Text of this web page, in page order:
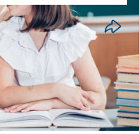
školní
má